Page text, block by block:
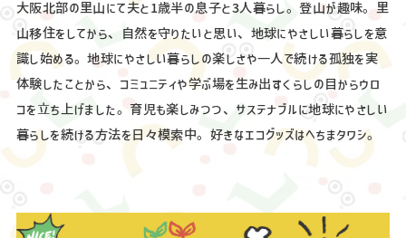
大阪北部の里山にて夫と1歳半の息子と3人暮らし。登山が趣味。里
山移住をしてから、自然を守りたいと思い、地球にやさしい暮らしを意
識し始める。地球にやさしい暮らしの楽しさや一人で続ける孤独を実
体験したことから、コミュニティや学ぶ場を生み出すくらしの目からウロ
コを立ち上げました。育児も楽しみつつ、サステナブルに地球にやさしい
暮らしを続ける方法を日々模索中。好きなエコグッズはへちまタワシ。